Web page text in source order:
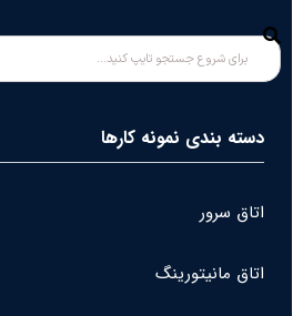
دسته بندی نمونه کارها
اتاق سرور
اتاق مانیتورینگ